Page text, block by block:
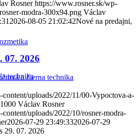
technika
Rosner https://www.rosner.sk/wp-
modra-300x94.png Václav
2026-08-05 21:02:42Nové na predajni,
07. 2026
a čierna technika
uploads/2022/11/00-Vypoctova-a-
1000 Václav Rosner
uploads/2022/10/rosner-modra-
2026-07-29 23:49:332026-07-29
29. 07. 2026